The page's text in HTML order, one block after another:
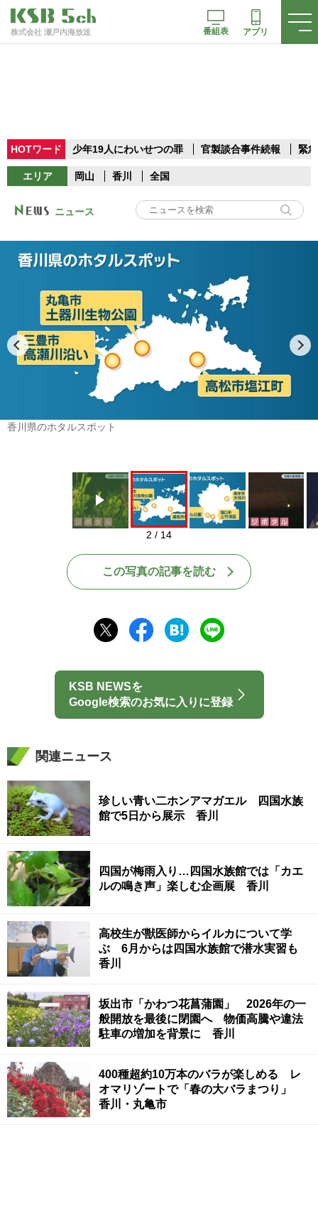
株式会社 瀬戸内海放送 番組表 アプリ
HOTワード 少年19人にわいせつの罪 官製談合事件続報 緊
エリア 岡山 香川 全国
ニュース
香川県のホタルスポット
2 / 14
この写真の記事を読む
KSB NEWSを
Google検索のお気に入りに登録
関連ニュース
珍しい青い二ホンアマガエル 四国水族
館で5日から展示 香川
四国が梅雨入り…四国水族館では「カエ
ルの鳴き声」楽しむ企画展 香川
高校生が獣医師からイルカについて学
ぶ 6月からは四国水族館で潜水実習も
香川
坂出市「かわつ花菖蒲園」 2026年の一
般開放を最後に閉園へ 物価高騰や違法
駐車の増加を背景に 香川
400種超約10万本のバラが楽しめる レ
オマリゾートで「春の大バラまつり」
香川・丸亀市